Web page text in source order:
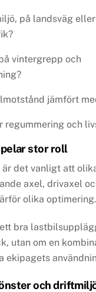
på landsväg
vintergrepp och
jämfört
regummering och
stor roll
är det vanligt att
axel, drivaxel
olika optimering.
bra
utan om en
ekipagets
och